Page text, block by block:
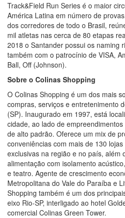
Track&Field Run Series é o maior
América Latina em número de
dos corredores de todo o Brasil,
mil atletas nas cerca de 80 etapas
2018 o Santander possui os naming
também com o patrocínio de VISA,
Ball, Off (Johnson).
Sobre o Colinas Shopping
O Colinas Shopping é um dos mais
compras, serviços e entretenimento
(SP). Inaugurado em 1997, está
cidade, ao lado de
de alto padrão. Oferece um mix de
conveniências com mais de 130
exclusivas na região e no país, além
alimentação com isolamento
e teatro. Agente de crescimento
Metropolitana do Vale do Paraíba e
Shopping também é um dos
eixo Rio-SP, interligado ao hotel
comercial Colinas Green Tower.